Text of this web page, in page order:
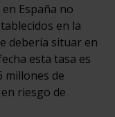
España no
en la
debería situar en
esta tasa es
millones de
riesgo de